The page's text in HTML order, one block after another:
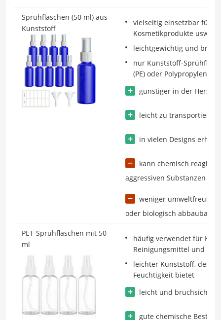
Sprühflaschen (50 ml) aus
Kunststoff
vielseitig einsetzbar für
Kosmetikprodukte usw.
leichtgewichtig und
nur Kunststoff-
(PE) oder Polypropylen
günstiger in der
leicht zu transportieren
in vielen Designs
kann chemisch
aggressiven Substanzen
weniger
oder biologisch abbaubar
PET-Sprühflaschen mit 50
ml
häufig verwendet für
Reinigungsmittel und
leichter Kunststoff, der
Feuchtigkeit bietet
leicht und bruchsicher
gute chemische